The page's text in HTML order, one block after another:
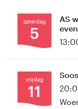
zaterdag
5
AS
vrijdag
11